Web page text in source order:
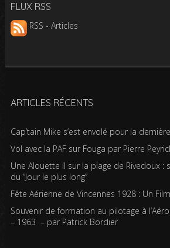
FLUX RSS
RSS - Articles
ARTICLES RÉCENTS
Cap’tain Mike s’est envolé pour la
Vol avec la PAF sur Fouga par Pierre
Une Alouette II sur la plage de Rivedoux :
du “Jour le plus long”
Fête Aérienne de Vincennes 1928 : Un
Souvenir de formation au pilotage à
– 1963 – par Patrick Bordier